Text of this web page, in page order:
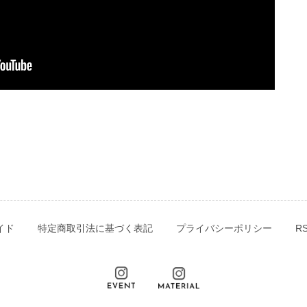
ド 特定商取引法に基づく表記 プライバシーポリシー